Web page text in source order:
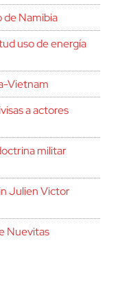
de Namibia
uso de energía
Vietnam
a actores
militar
Julien Victor
Nuevitas